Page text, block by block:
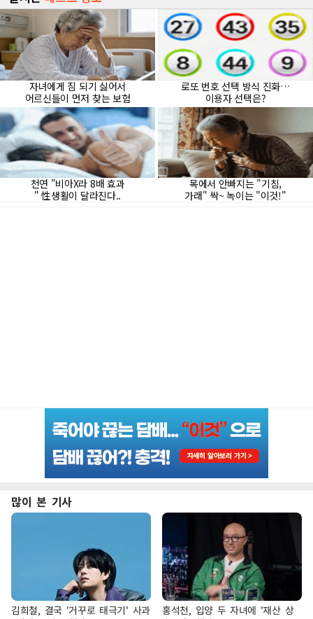
많이 본 기사
김희철, 결국 '거꾸로 태극기' 사과
홍석천, 입양 두 자녀에 '재산 상